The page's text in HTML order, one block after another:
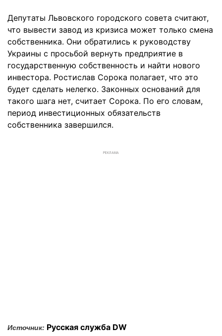
Депутаты Львовского городского совета считают,
что вывести завод из кризиса может только смена
собственника. Они обратились к руководству
Украины с просьбой вернуть предприятие в
государственную собственность и найти нового
инвестора. Ростислав Сорока полагает, что это
будет сделать нелегко. Законных оснований для
такого шага нет, считает Сорока. По его словам,
период инвестиционных обязательств
собственника завершился.
РЕКЛАМА
Источник: Русская служба DW